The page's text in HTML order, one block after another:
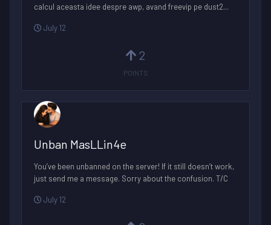
calcul aceasta idee despre awp, avand freevip pe dust2...
July 12
2
POINTS
Unban MasLLin4e
You’ve been unbanned on the server! If it still doesn’t work,
just send me a message. Sorry about the confusion. T/C
July 12